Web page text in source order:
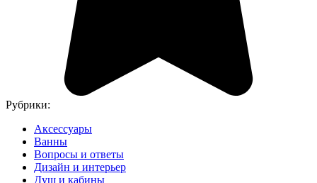
Рубрики:
Аксессуары
Ванны
Вопросы и ответы
Дизайн и интерьер
Душ и кабины